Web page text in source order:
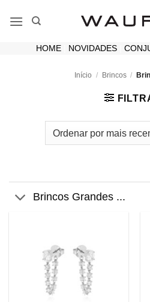
HOME| NOVIDADES|
Início / Brincos /
Brincos Grandes ...